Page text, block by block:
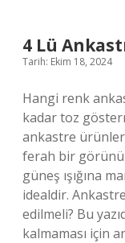
4 Lü
Tarih: Ekim 18, 2024
Hangi renk
kadar toz
ankastre
ferah bir
güneş ışığına
idealdir.
edilmeli? Bu
kalmaması için